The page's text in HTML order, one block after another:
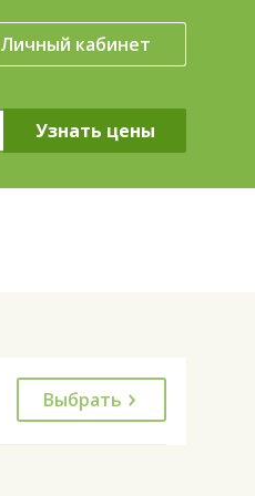
Личный кабинет
Выбрать